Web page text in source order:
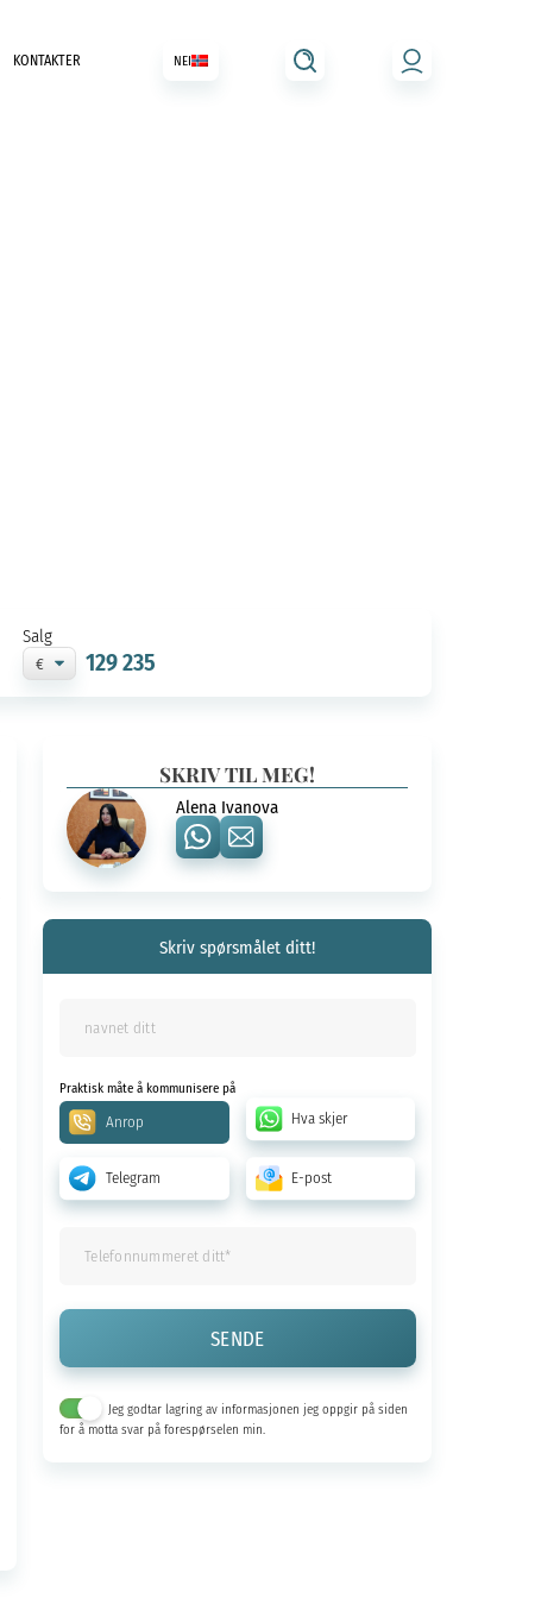
KONTAKTER NEI
Salg
129 235
SKRIV TIL MEG!
Alena Ivanova
Skriv spørsmålet ditt!
Praktisk måte å kommunisere på
Anrop Hva skjer
Telegram E-post
Jeg godtar lagring av informasjonen jeg oppgir på siden
for å motta svar på forespørselen min.